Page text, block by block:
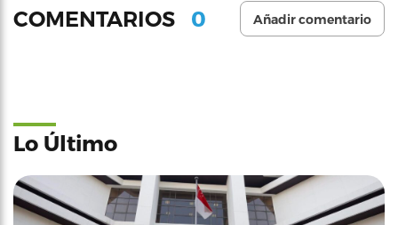
COMENTARIOS 0 Añadir comentario
Lo Último